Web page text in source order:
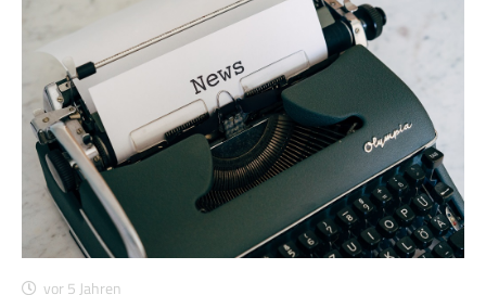
vor 5 Jahren